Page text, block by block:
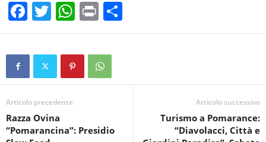
F
a
c
b
o
o
T
wi
tt
W
h
at
s
A
p
Pr
in
t
o
vi
Articolo precedente
Razza Ovina
“Pomarancina”: Presidio
Articolo successivo
Turismo a Pomarance:
“Diavolacci, Città e